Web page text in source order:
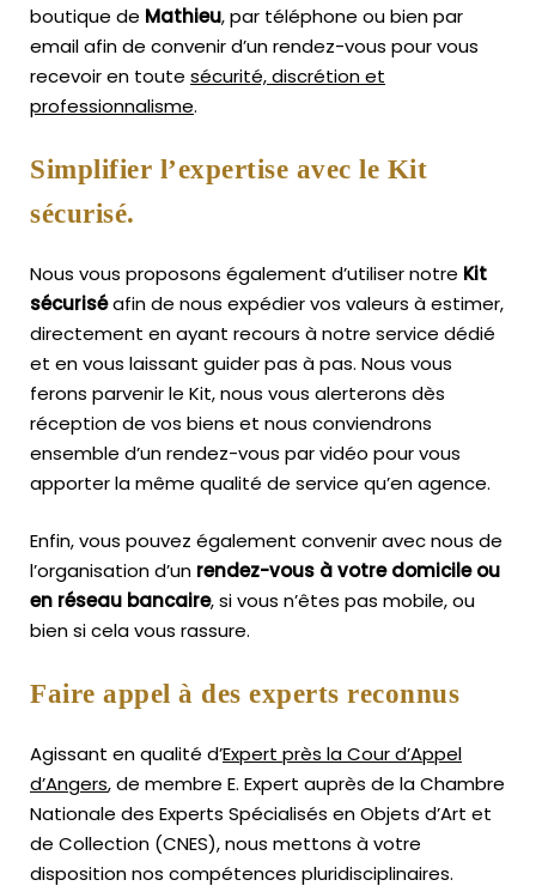
boutique de Mathieu, par téléphone ou bien par
email afin de convenir d’un rendez-vous pour vous
recevoir en toute sécurité, discrétion et
professionnalisme.
Simplifier l’expertise avec le Kit
sécurisé.
Nous vous proposons également d’utiliser notre Kit
sécuriséafin de nous expédier vos valeurs à estimer,
directement en ayant recours à notre service dédié
et en vous laissant guider pas à pas. Nous vous
ferons parvenir le Kit, nous vous alerterons dès
réception de vos biens et nous conviendrons
ensemble d’un rendez-vous par vidéo pour vous
apporter la même qualité de service qu’en agence.
Enfin, vous pouvez également convenir avec nous de
l’organisation d’un rendez-vous à votre domicile ou
en réseau bancaire, si vous n’êtes pas mobile, ou
bien si cela vous rassure.
Faire appel à des experts reconnus
Agissant en qualité d’Expert près la Cour d’Appel
d’Angers, de membre E. Expert auprès de laChambre
Nationale des Experts Spécialisés en Objets d’Art et
de Collection (CNES),nous mettons à votre
disposition nos compétences pluridisciplinaires.